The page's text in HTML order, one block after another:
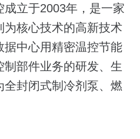
立于2003年，是一家
为核心技术的高新技术
中心用精密温控节能
部件业务的研发、生
封闭式制冷剂泵、燃